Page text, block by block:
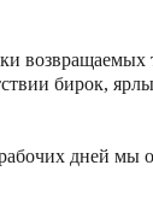
бирок,
дней